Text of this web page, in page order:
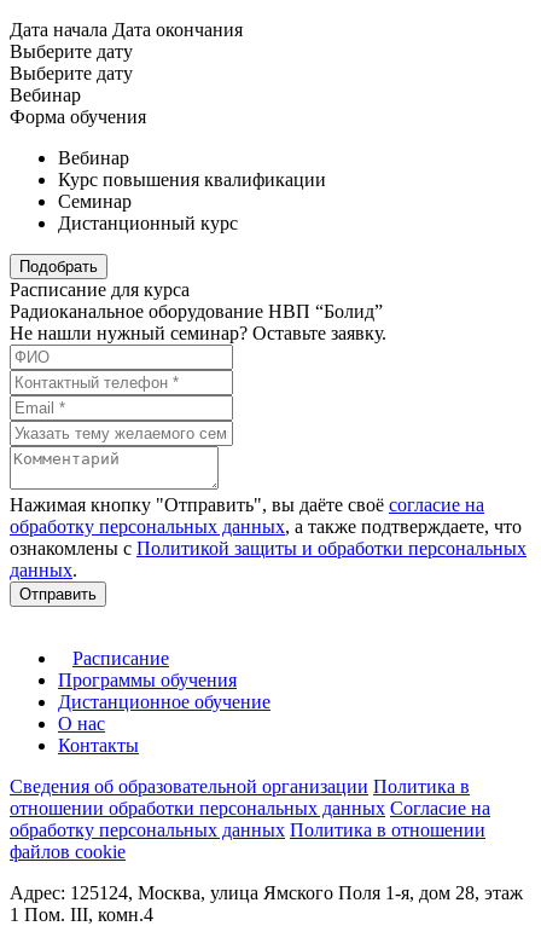
Дата начала Дата окончания
Выберите дату
Выберите дату
Вебинар
Форма обучения
Вебинар
Курс повышения квалификации
Семинар
Дистанционный курс
Подобрать
Расписание для курса
Радиоканальное оборудование НВП “Болид”
Не нашли нужный семинар? Оставьте заявку.
Нажимая кнопку "Отправить", вы даёте своё согласие на
обработку персональных данных, а также подтверждаете, что
ознакомлены с Политикой защиты и обработки персональных
данных.
Отправить
Расписание
Программы обучения
Дистанционное обучение
О нас
Контакты
Сведения об образовательной организации Политика в
отношении обработки персональных данных Согласие на
обработку персональных данных Политика в отношении
файлов cookie
Адрес: 125124, Москва, улица Ямского Поля 1-я, дом 28, этаж
1 Пом. III, комн.4